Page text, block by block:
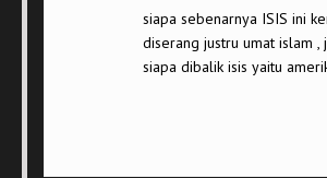
siapa sebenarnya ISIS ini
diserang justru umat islam ,
siapa dibalik isis yaitu